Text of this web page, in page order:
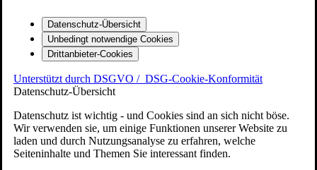
Datenschutz-Übersicht
Unbedingt notwendige Cookies
Drittanbieter-Cookies
Unterstützt durch DSGVO / DSG-Cookie-Konformität
Datenschutz-Übersicht
Datenschutz ist wichtig - und Cookies sind an sich nicht böse.
Wir verwenden sie, um einige Funktionen unserer Website zu
laden und durch Nutzungsanalyse zu erfahren, welche
Seiteninhalte und Themen Sie interessant finden.